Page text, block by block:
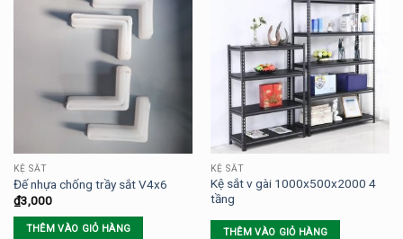
KỆ SẮT
Đế nhựa chống trầy sắt V4x6
₫3,000
THÊM VÀO GIỎ HÀNG
KỆ SẮT
Kệ sắt v gài 1000x500x2000 4
tầng
THÊM VÀO GIỎ HÀNG